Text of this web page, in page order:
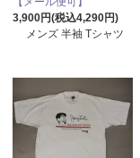
3,900円(税込4,290円)
メンズ 半袖 Tシャツ